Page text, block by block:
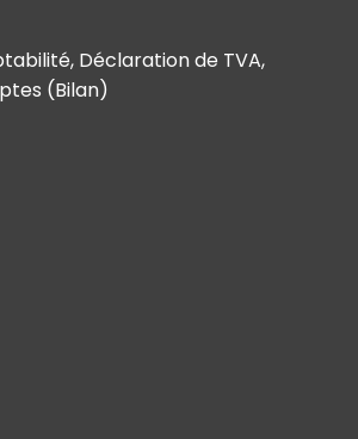
Déclaration de TVA,
(Bilan)